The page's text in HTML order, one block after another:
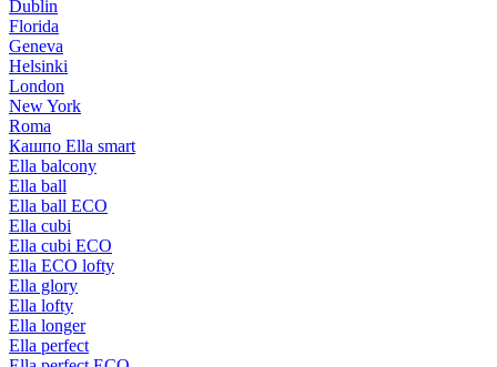
Dublin
Florida
Geneva
Helsinki
London
New York
Roma
Кашпо Ella smart
Ella balcony
Ella ball
Ella ball ECO
Ella cubi
Ella cubi ECO
Ella ECO lofty
Ella glory
Ella lofty
Ella longer
Ella perfect